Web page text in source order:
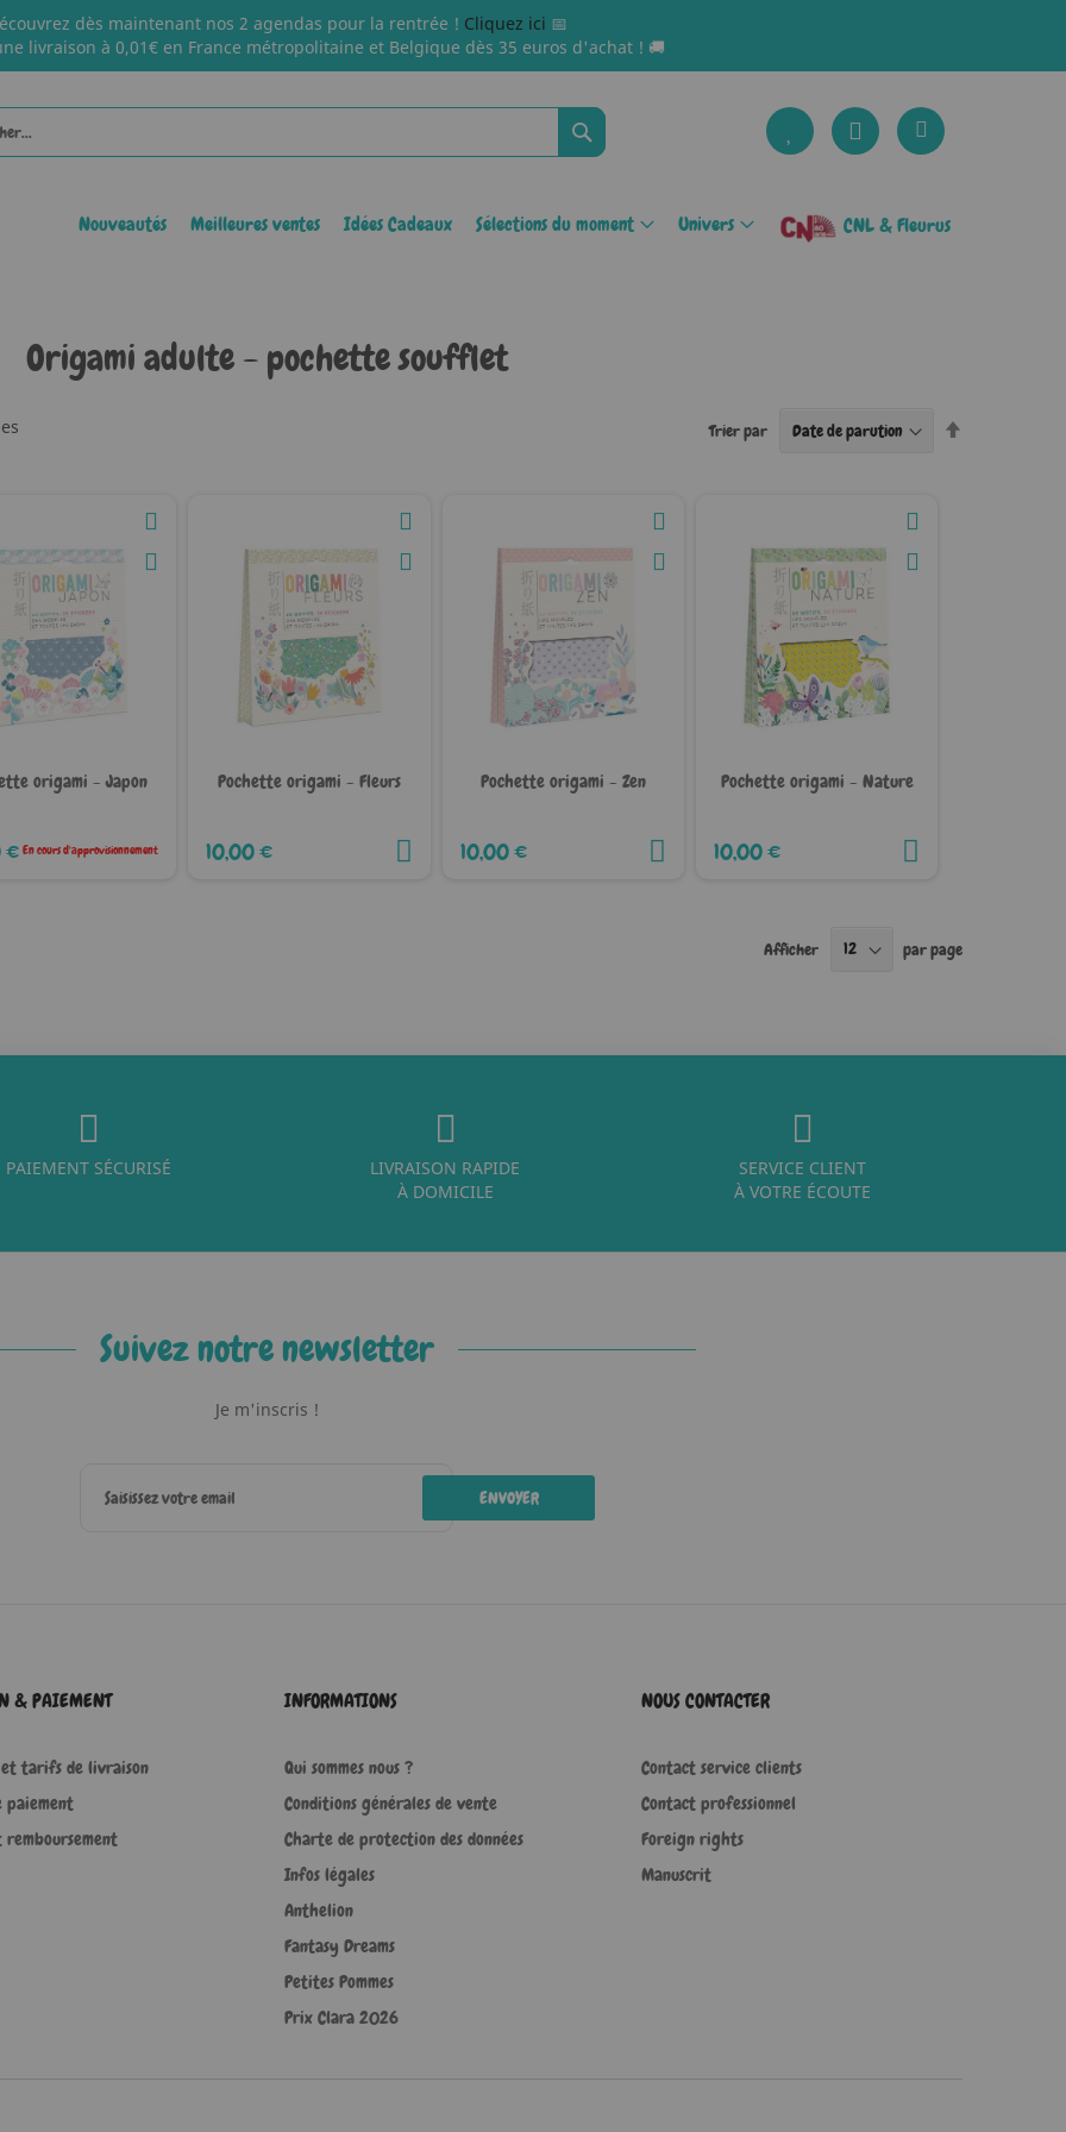
dès maintenant nos 2 agendas pour la rentrée ! Cliquez ici 📅
livraison à 0,01€ en France métropolitaine et Belgique dès 35 euros d'achat ! 🚚
Rechercher
Nouveautés Meilleures ventes Idées Cadeaux Sélections du moment Univers CNL & Fleurus
Origami adulte - pochette soufflet
Trier par
origami - Japon
€ En cours d'approvisionnement
Pochette origami - Fleurs
10,00 €
Pochette origami - Zen
10,00 €
Pochette origami - Nature
10,00 €
Afficher par page
PAIEMENT SÉCURISÉ
LIVRAISON RAPIDE
À DOMICILE
SERVICE CLIENT
À VOTRE ÉCOUTE
Suivez notre newsletter
Je m'inscris !
ENVOYER
& PAIEMENT
et tarifs de livraison
paiement
remboursement
INFORMATIONS
Qui sommes nous ?
Conditions générales de vente
Charte de protection des données
Infos légales
Anthelion
Fantasy Dreams
Petites Pommes
Prix Clara 2026
NOUS CONTACTER
Contact service clients
Contact professionnel
Foreign rights
Manuscrit